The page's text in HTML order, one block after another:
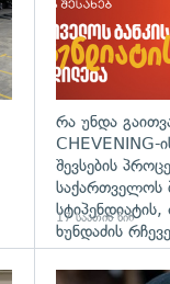
რა უნდა
CHEVENING-
შევსების
საქართველოს
ხუნდაძის
17 საათის წინ